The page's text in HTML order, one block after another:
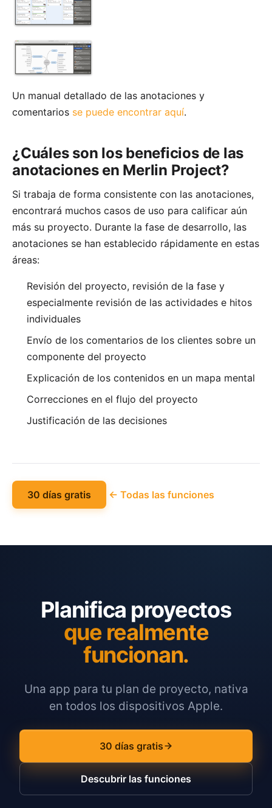
Un manual detallado de las anotaciones y
comentarios se puede encontrar aquí.
¿Cuáles son los beneficios de las
anotaciones en Merlin Project?
Si trabaja de forma consistente con las anotaciones,
encontrará muchos casos de uso para calificar aún
más su proyecto. Durante la fase de desarrollo, las
anotaciones se han establecido rápidamente en estas
áreas:
Revisión del proyecto, revisión de la fase y
especialmente revisión de las actividades e hitos
individuales
Envío de los comentarios de los clientes sobre un
componente del proyecto
Explicación de los contenidos en un mapa mental
Correcciones en el flujo del proyecto
Justificación de las decisiones
30 días gratis ← Todas las funciones
Planifica proyectos
que realmente
funcionan.
Una app para tu plan de proyecto, nativa
en todos los dispositivos Apple.
30 días gratis
Descubrir las funciones